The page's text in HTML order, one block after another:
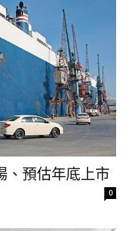
、預估年底上市
0